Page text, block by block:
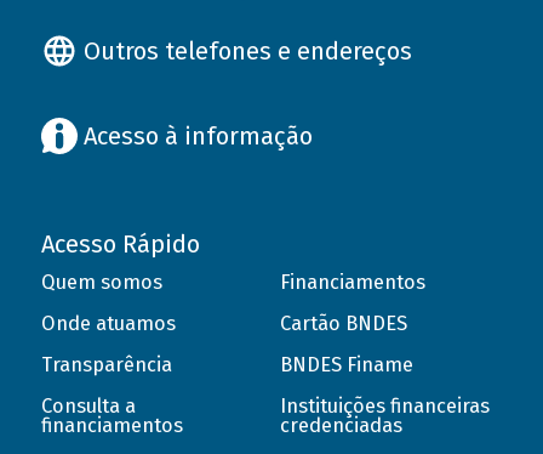
Outros telefones e endereços
Acesso à informação
Acesso Rápido
Quem somos
Onde atuamos
Transparência
Consulta a
financiamentos
Financiamentos
Cartão BNDES
BNDES Finame
Instituições financeiras
credenciadas